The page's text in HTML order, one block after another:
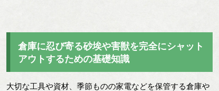
倉庫に忍び寄る砂埃や害獣を完全にシャット
アウトするための基礎知識
大切な工具や資材、季節ものの家電などを保管する倉庫や